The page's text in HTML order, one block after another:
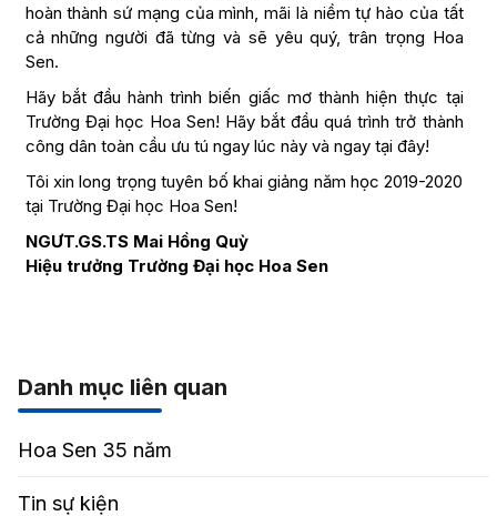
hoàn thành sứ mạng của mình, mãi là niềm tự hào của tất
cả những người đã từng và sẽ yêu quý, trân trọng Hoa
Sen.
Hãy bắt đầu hành trình biến giấc mơ thành hiện thực tại
Trường Đại học Hoa Sen! Hãy bắt đầu quá trình trở thành
công dân toàn cầu ưu tú ngay lúc này và ngay tại đây!
Tôi xin long trọng tuyên bố khai giảng năm học 2019-2020
tại Trường Đại học Hoa Sen!
NGƯT.GS.TS Mai Hồng Quỳ
Hiệu trưởng Trường Đại học Hoa Sen
Danh mục liên quan
Hoa Sen 35 năm
Tin sự kiện